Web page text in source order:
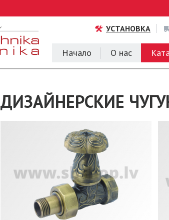
УСТАНОВКА
Начало О нас
ДИЗАЙНЕРСКИЕ